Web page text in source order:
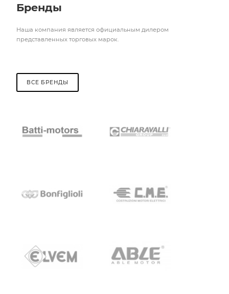
Бренды
Наша компания является официальным дилером
представленных торговых марок.
ВСЕ БРЕНДЫ